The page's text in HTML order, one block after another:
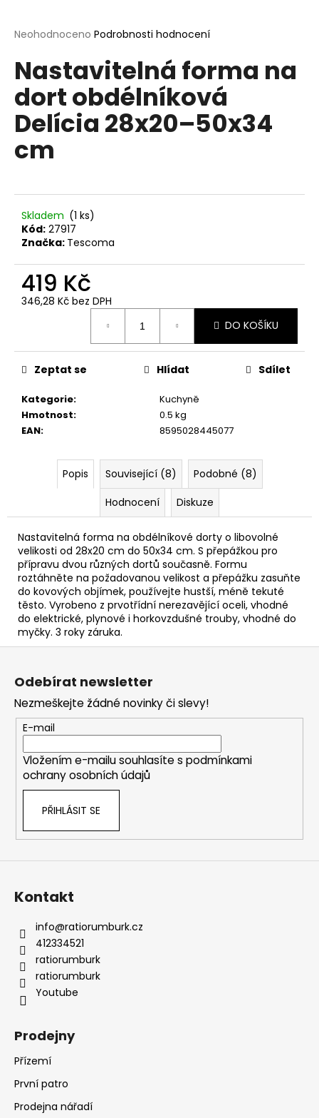
Průměrné
produktu
je
0,0
z
5
hvězdiček.
Neohodnoceno Podrobnosti hodnocení
Nastavitelná forma na
dort obdélníková
Delícia 28x20–50x34
cm
Skladem (1 ks)
Kód: 27917
Značka: Tescoma
419 Kč
346,28 Kč bez DPH
DO KOŠÍKU
Kategorie:
Kuchyně
Hmotnost:
0.5 kg
EAN: 8595028445077
Zeptat se Hlídat Sdílet
Popis Související (8)
Podobné (8)
Hodnocení
Diskuze
Nastavitelná forma na obdélníkové dorty o libovolné
velikosti od 28x20 cm do 50x34 cm. S přepážkou pro
přípravu dvou různých dortů současně. Formu
roztáhněte na požadovanou velikost a přepážku zasuňte
do kovových objímek, používejte hustší, méně tekuté
těsto. Vyrobeno z prvotřídní nerezavějící oceli, vhodné
do elektrické, plynové i horkovzdušné trouby, vhodné do
myčky. 3 roky záruka.
j
t
?
D
o
p
u
j
e
e
Z
Odebírat newsletter
Nezmeškejte žádné novinky či slevy!
E-mail
Vložením e-mailu souhlasíte s podmínkami
ochrany osobních údajů
PŘIHLÁSIT SE
Kontakt
info@ratiorumburk.cz
412334521
ratiorumburk
ratiorumburk
Youtube
Prodejny
Přízemí
První patro
Prodejna nářadí